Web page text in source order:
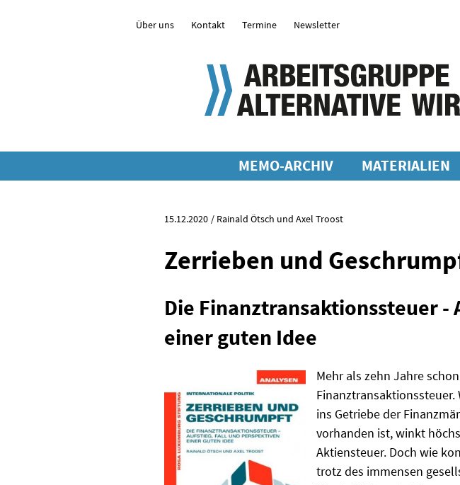
MEMO-ARCHIV MATERIALIEN
Über uns Kontakt Termine Newsletter
15.12.2020 Rainald Ötsch und Axel Troost
Zerrieben und
Die Finanztransaktionssteuer
einer guten Idee
Mehr als zehn Jahre
Finanztransaktionssteuer.
ins Getriebe der
vorhanden ist, winkt
Aktiensteuer. Doch wie
trotz des immensen